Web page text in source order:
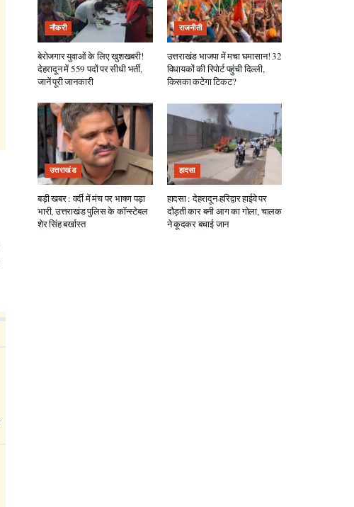
नौकरी
बेरोजगार युवाओं के लिए खुशखबरी!
देहरादून में 559 पदों पर सीधी भर्ती,
जानें पूरी जानकारी
राजनीती
उत्तराखंड भाजपा में मचा घमासान! 32
विधायकों की रिपोर्ट पहुंची दिल्ली,
किसका कटेगा टिकट?
उत्तराखंड
बड़ी खबर : वर्दी में मंच पर भाषण पड़ा
भारी, उत्तराखंड पुलिस के कॉन्स्टेबल
शेर सिंह बर्खास्त
हादसा
हादसा : देहरादून-हरिद्वार हाईवे पर
दौड़ती कार बनी आग का गोला, चालक
ने कूदकर बचाई जान